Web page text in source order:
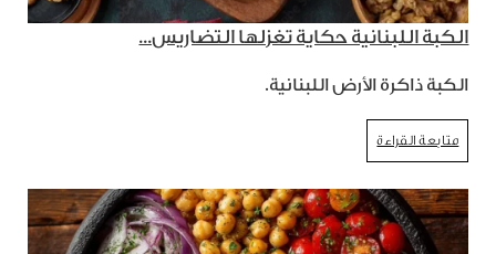
الكبة اللبنانية حكاية تغزلها التضاريس...
الكبة ذاكرة الأرض اللبنانية.
متابعة القراءة